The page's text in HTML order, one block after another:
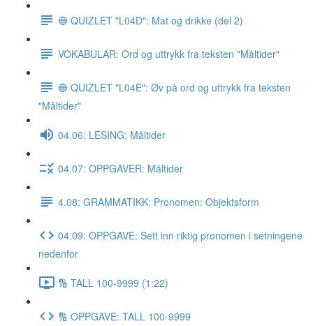
🔵 QUIZLET "L04D": Mat og drikke (del 2)
VOKABULAR: Ord og uttrykk fra teksten "Måltider"
🔵 QUIZLET "L04E": Øv på ord og uttrykk fra teksten
"Måltider"
04.06: LESING: Måltider
04.07: OPPGAVER: Måltider
4.08: GRAMMATIKK: Pronomen: Objektsform
04.09: OPPGAVE: Sett inn riktig pronomen i setningene
nedenfor
🔢 TALL 100-9999 (1:22)
🔢 OPPGAVE: TALL 100-9999